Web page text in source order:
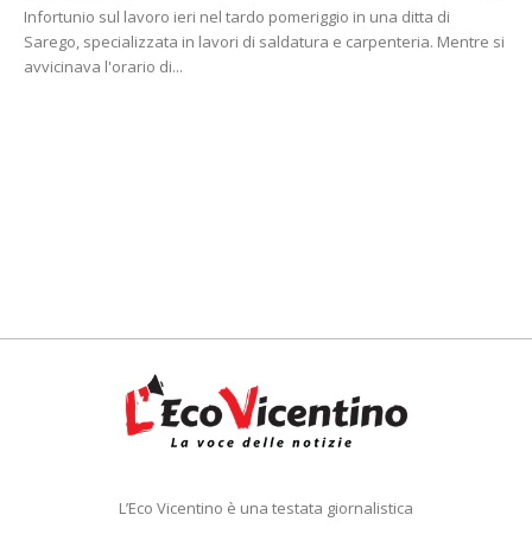
Infortunio sul lavoro ieri nel tardo pomeriggio in una ditta di
Sarego, specializzata in lavori di saldatura e carpenteria. Mentre si
avvicinava l'orario di...
L’Eco Vicentino è una testata giornalistica